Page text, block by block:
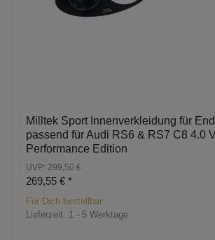
Milltek Sport Innenverkleidung für
passend für Audi RS6 & RS7 C8 4.0
Performance Edition
UVP: 299,50 €
269,55 € *
Für Dich bestellbar
Lieferzeit: 1 - 5 Werktage